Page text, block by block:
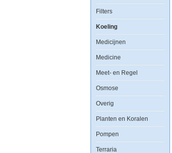
Filters
Koeling
Medicijnen
Medicine
Meet- en Regel
Osmose
Overig
Planten en Koralen
Pompen
Terraria